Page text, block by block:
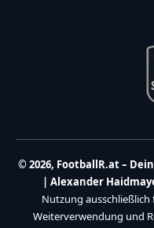
© 2026, FootballR.at –
| Alexander
Nutzung ausschließlich
Weiterverwendung und